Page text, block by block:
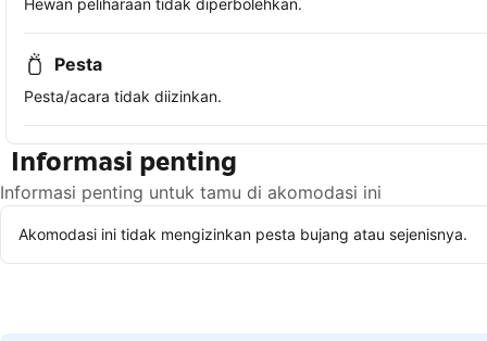
Hewan peliharaan tidak diperbolehkan.
Pesta
Pesta/acara tidak diizinkan.
Informasi penting
Informasi penting untuk tamu di akomodasi ini
Akomodasi ini tidak mengizinkan pesta bujang atau sejenisnya.